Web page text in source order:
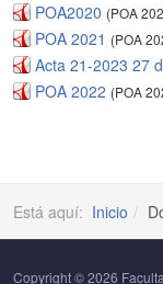
POA2020 (POA
POA 2021 (POA
Acta 21-2023 27
POA 2022 (POA
Está aquí: Inicio
Copyright © 2026